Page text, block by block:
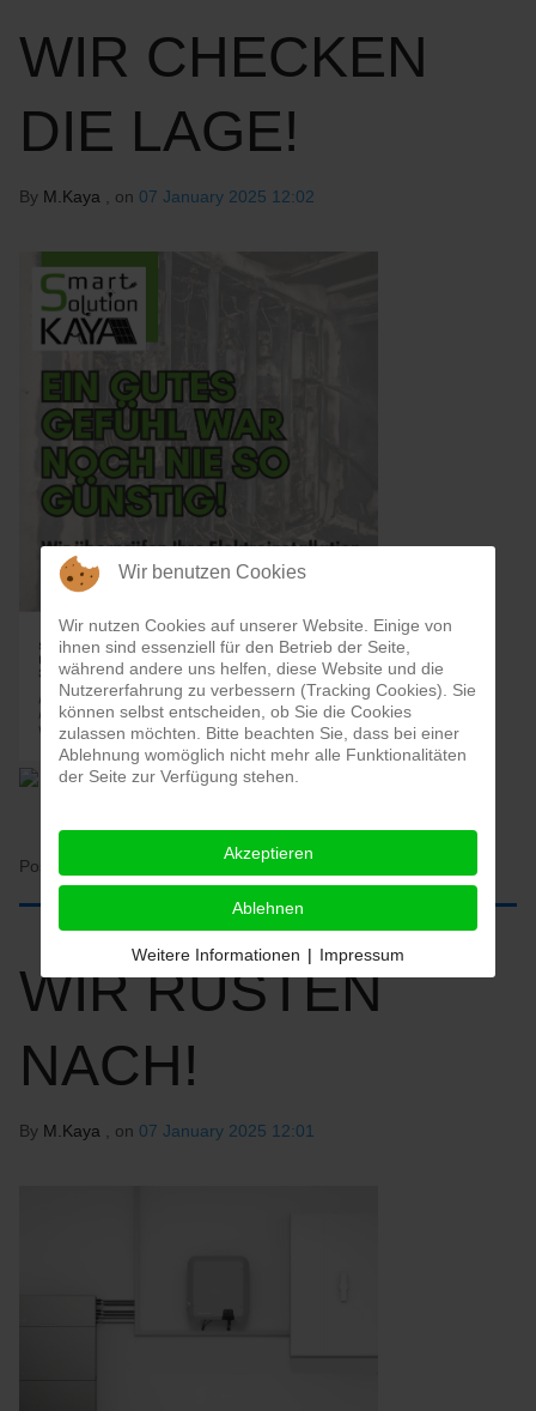
WIR CHECKEN
DIE LAGE!
By M.Kaya , on 07 January 2025 12:02
Posted in:
WIR RÜSTEN
NACH!
By M.Kaya , on 07 January 2025 12:01
Wir benutzen Cookies
Wir nutzen Cookies auf unserer Website. Einige von
ihnen sind essenziell für den Betrieb der Seite,
während andere uns helfen, diese Website und die
Nutzererfahrung zu verbessern (Tracking Cookies). Sie
können selbst entscheiden, ob Sie die Cookies
zulassen möchten. Bitte beachten Sie, dass bei einer
Ablehnung womöglich nicht mehr alle Funktionalitäten
der Seite zur Verfügung stehen.
Akzeptieren
Ablehnen
Weitere Informationen | Impressum